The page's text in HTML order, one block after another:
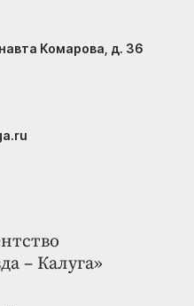
– Калуга»
Комарова, д. 36